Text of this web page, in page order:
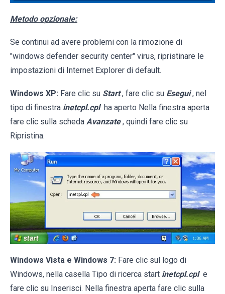
Metodo opzionale:
Se continui ad avere problemi con la rimozione di
"windows defender security center" virus, ripristinare le
impostazioni di Internet Explorer di default.
Windows XP: Fare clic su Start , fare clic su Esegui , nel
tipo di finestra inetcpl.cpl ha aperto Nella finestra aperta
fare clic sulla scheda Avanzate , quindi fare clic su
Ripristina.
Windows Vista e Windows 7: Fare clic sul logo di
Windows, nella casella Tipo di ricerca start inetcpl.cpl e
fare clic su Inserisci. Nella finestra aperta fare clic sulla